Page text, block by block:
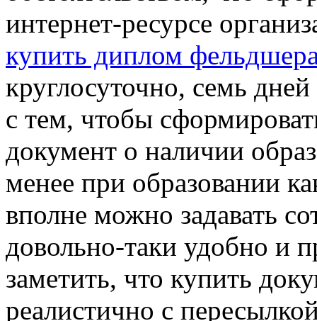
интернет-ресурсе
купить диплом
круглосуточно, семь
с тем, чтобы
документ о наличии
менее при образовании
вполне можно задавать
довольно-таки удобно и
заметить, что купить
реалистично с